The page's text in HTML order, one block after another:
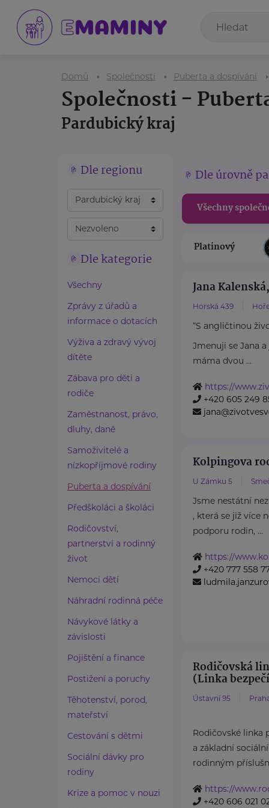
Domů Společnosti Puberta a dospívání
Společnosti -
Pardubický kraj
Dle regionu
Dle kategorie
Všechny
Zprávy z úřadů a
informace o dotacích
Výživa a zdravý vývoj
dítěte
Zábava pro děti a
rodiče
Zaměstnanost, právo,
dluhy, daně
Samoživitelé a
nízkopříjmové rodiny
Puberta a dospívání
Předškoláci a školáci
Rodičovství,
partnerství a rodinný
život
Nemoci dětí
Náhradní rodinná péče
Návykové látky a
závislosti
Pojištění a finance
Postižení a poruchy
Těhotenství, porod,
mateřství
Cestování s dětmi
Sociální dávky pro
rodiny
Krize a pomoc v nouzi
Dle úrovně
Všechny
Platinový
Jana
Horská 439
“S angličtinou
Jmenuji se Jana
máma dvou ...
https://
+420 605 249
Kolpingova
U Zámku 5
Jsme nestátní
, která se již více
podporu rodin, ...
https://
+420 777 558
Rodičovská
(Linka
Ústavní 95
Rodičovské linka
a základní
rodinným
https://
+420 606 021